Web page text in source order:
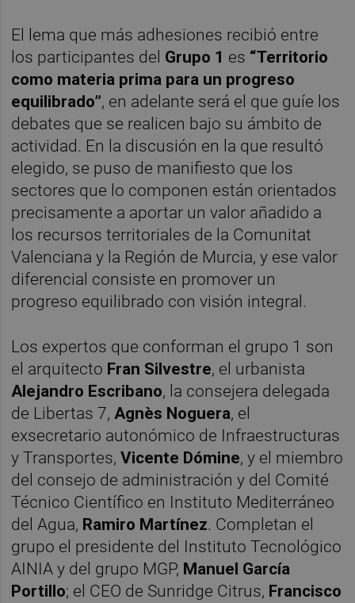
El lema que más adhesiones recibió entre
los participantes del Grupo 1 es “Territorio
como materia prima para un progreso
equilibrado”, en adelante será el que guíe los
debates que se realicen bajo su ámbito de
actividad. En la discusión en la que resultó
elegido, se puso de manifiesto que los
sectores que lo componen están orientados
precisamente a aportar un valor añadido a
los recursos territoriales de la Comunitat
Valenciana y la Región de Murcia, y ese valor
diferencial consiste en promover un
progreso equilibrado con visión integral.
Los expertos que conforman el grupo 1 son
el arquitecto Fran Silvestre, el urbanista
Alejandro Escribano, la consejera delegada
de Libertas 7,Agnès Noguera, el
exsecretario autonómico de Infraestructuras
y Transportes,Vicente Dómine, y el miembro
del consejo de administración y del Comité
Técnico Científico en Instituto Mediterráneo
del Agua, Ramiro Martínez. Completan el
grupo el presidente del Instituto Tecnológico
AINIA​ y del grupo MGP, Manuel García
Portillo; el CEO de Sunridge Citrus, Francisco